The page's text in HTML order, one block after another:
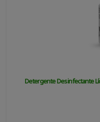
Detergente Desinfectante